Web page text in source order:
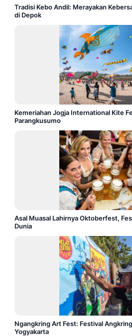
Tradisi Kebo Andil: Merayakan
di Depok
Kemeriahan Jogja International Kite
Parangkusumo
Asal Muasal Lahirnya Oktoberfest,
Dunia
Ngangkring Art Fest: Festival
Yogyakarta